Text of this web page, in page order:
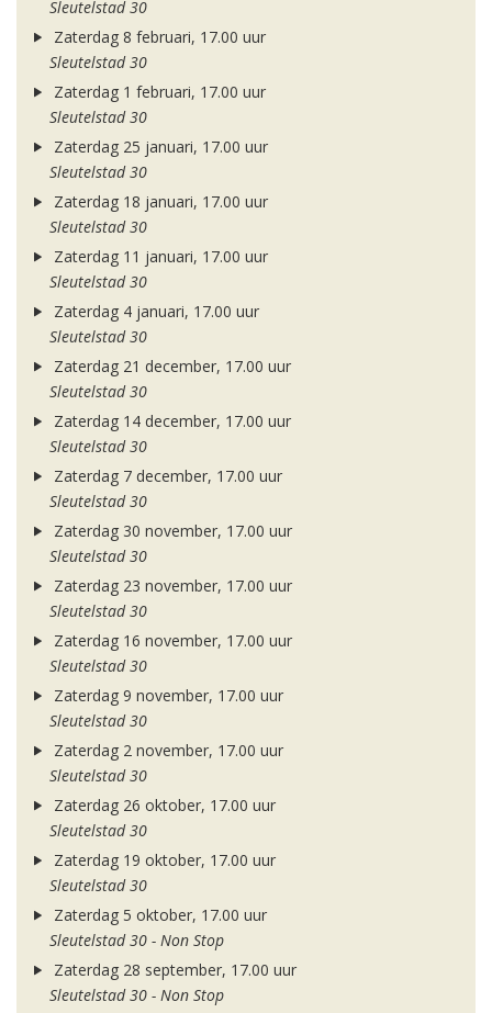
Sleutelstad 30
Zaterdag 8 februari, 17.00 uur
Sleutelstad 30
Zaterdag 1 februari, 17.00 uur
Sleutelstad 30
Zaterdag 25 januari, 17.00 uur
Sleutelstad 30
Zaterdag 18 januari, 17.00 uur
Sleutelstad 30
Zaterdag 11 januari, 17.00 uur
Sleutelstad 30
Zaterdag 4 januari, 17.00 uur
Sleutelstad 30
Zaterdag 21 december, 17.00 uur
Sleutelstad 30
Zaterdag 14 december, 17.00 uur
Sleutelstad 30
Zaterdag 7 december, 17.00 uur
Sleutelstad 30
Zaterdag 30 november, 17.00 uur
Sleutelstad 30
Zaterdag 23 november, 17.00 uur
Sleutelstad 30
Zaterdag 16 november, 17.00 uur
Sleutelstad 30
Zaterdag 9 november, 17.00 uur
Sleutelstad 30
Zaterdag 2 november, 17.00 uur
Sleutelstad 30
Zaterdag 26 oktober, 17.00 uur
Sleutelstad 30
Zaterdag 19 oktober, 17.00 uur
Sleutelstad 30
Zaterdag 5 oktober, 17.00 uur
Sleutelstad 30 - Non Stop
Zaterdag 28 september, 17.00 uur
Sleutelstad 30 - Non Stop